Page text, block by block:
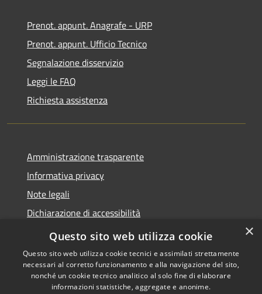
Prenot. appunt. Anagrafe - URP
Prenot. appunt. Ufficio Tecnico
Segnalazione disservizio
Leggi le FAQ
Richiesta assistenza
Amministrazione trasparente
Informativa privacy
Note legali
Dichiarazione di accessibilità
Whistleblowing
Copyright © 2026 • Comune di
×
Questo sito web utilizza cookie
Questo sito web utilizza cookie tecnici e assimilati strettamente
necessari al corretto funzionamento e alla navigazione del sito,
nonché un cookie tecnico analitico al solo fine di elaborare
informazioni statistiche, aggregate e anonime.